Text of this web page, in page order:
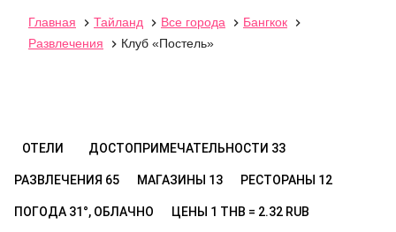
Главная  Тайланд  Все города  Бангкок

Развлечения
 Клуб «Постель»
ОТЕЛИ ДОСТОПРИМЕЧАТЕЛЬНОСТИ 33
РАЗВЛЕЧЕНИЯ 65 МАГАЗИНЫ 13 РЕСТОРАНЫ 12
ПОГОДА 31°, ОБЛАЧНО ЦЕНЫ 1 THB = 2.32 RUB